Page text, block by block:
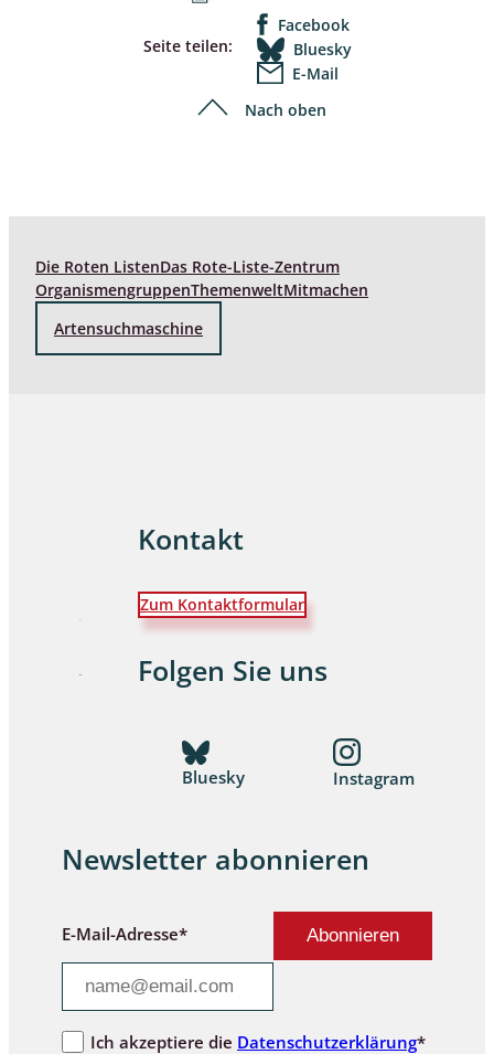
Seite teilen:
Facebook
Bluesky
E-Mail
Nach oben
Die Roten ListenDas Rote-Liste-Zentrum
OrganismengruppenThemenweltMitmachen
Artensuchmaschine
Kontakt
Zum Kontaktformular
Folgen Sie uns
Bluesky Instagram
Newsletter abonnieren
E-Mail-Adresse*
Ich akzeptiere die Datenschutzerklärung*